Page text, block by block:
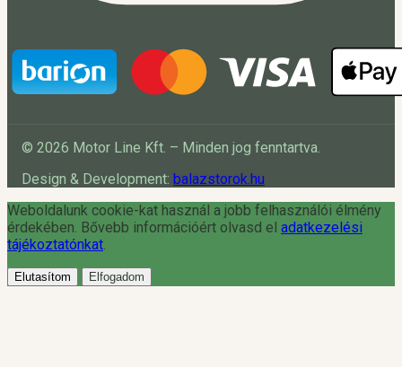
© 2026 Motor Line Kft. – Minden jog fenntartva.
Design & Development: balazstorok.hu
Weboldalunk cookie-kat használ a jobb felhasználói élmény
érdekében. Bővebb információért olvasd el adatkezelési
tájékoztatónkat
Elutasítom Elfogadom